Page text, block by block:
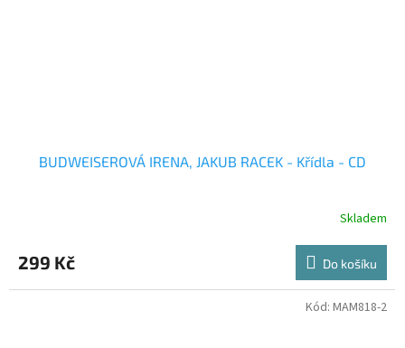
BUDWEISEROVÁ IRENA, JAKUB RACEK - Křídla - CD
Skladem
299 Kč Do košíku
Kód: MAM818-2